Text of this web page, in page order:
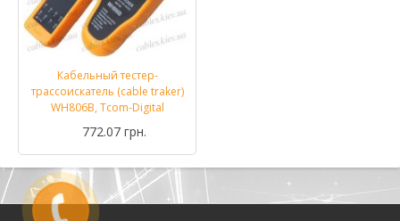
Кабельный тестер-
трассоискатель (cable traker)
WH806B, Tcom-Digital
772.07 грн.